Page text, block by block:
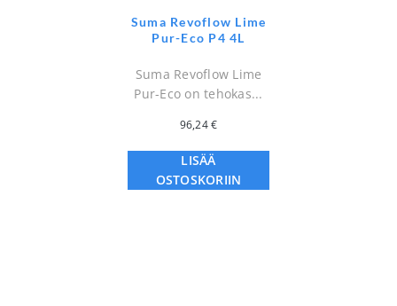
Suma Revoflow Lime
Pur-Eco P4 4L
Suma Revoflow Lime
Pur-Eco on tehokas...
96,24€
LISÄÄ
OSTOSKORIIN